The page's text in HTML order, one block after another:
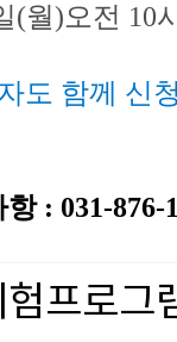
(월)오전 10
도 함께 신
: 031-876-
프로그